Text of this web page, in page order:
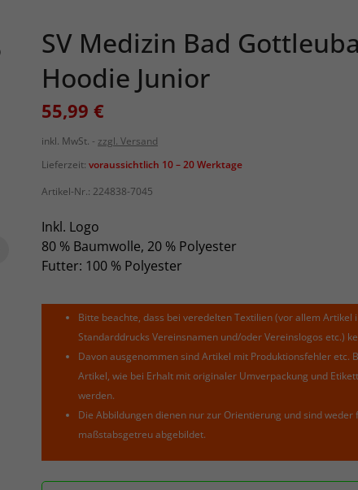
SV Medizin Bad
Hoodie Junior
55,99 €
inkl. MwSt.
zzgl. Versand
Lieferzeit: voraussichtlich 10 – 20 Werktage
Artikel-Nr.: 224838-7045
Inkl. Logo
80 % Baumwolle, 20 % Polyester
Futter: 100 % Polyester
Bitte beachte, dass bei veredelten Textilien (vor allem Artikel
Standarddrucks Vereinsnamen und/oder Vereinslogos etc.)
Davon ausgenommen sind Artikel mit Produktionsfehler etc.
Artikel, wie bei Erhalt mit originaler Umverpackung und
werden.
Die Abbildungen dienen nur zur Orientierung und sind weder
maßstabsgetreu abgebildet.